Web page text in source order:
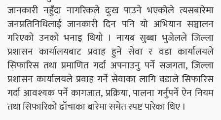
जानकारी नहुँदा नागरिकले दुःख पाउने भएकोले त्यसबारेमा
जनप्रतिनिधिलाई जानकारी दिन पनि यो अभियान सञ्चालन
गरिएको उनको भनाइ थियो । नायब सुब्बा भुजेलले जिल्ला
प्रशासन कार्यालयबाट प्रवाह हुने सेवा र वडा कार्यालयले
सिफारिस तथा प्रमाणित गर्दा अपनाउनु पर्ने सजगता, जिल्ला
प्रशासन कार्यालयले प्रवाह गर्ने सेवाका लागि वडाले सिफारिस
गर्दा आवश्यक पर्ने कागजात, प्रक्रिया, पालना गर्नुपर्ने ऐन नियम
तथा सिफारिको ढाँचाका बारेमा समेत स्पष्ट पारेका थिए ।